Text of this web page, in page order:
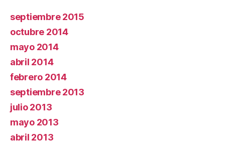
septiembre 2015
octubre 2014
mayo 2014
abril 2014
febrero 2014
septiembre 2013
julio 2013
mayo 2013
abril 2013